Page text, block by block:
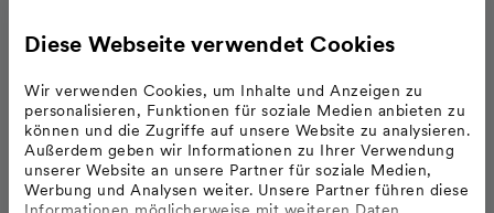
Diese Webseite verwendet Cookies
Wir verwenden Cookies, um Inhalte und Anzeigen zu
personalisieren, Funktionen für soziale Medien anbieten zu
können und die Zugriffe auf unsere Website zu analysieren.
Außerdem geben wir Informationen zu Ihrer Verwendung
unserer Website an unsere Partner für soziale Medien,
Werbung und Analysen weiter. Unsere Partner führen diese
Informationen möglicherweise mit weiteren Daten